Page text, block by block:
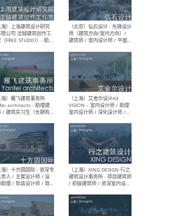
（北京）LOD朗奥建筑 - 资深
室内建筑师 / 产品研发及新
设计师 / 深化设计师 / 实习
（北京）SHUYAN design -
项目负责人Project Manager
/项目建筑师Project
Architect / 助理建筑师
Assistant Architect / 创始
人助理Founder's Assistant
/ 实习生Intern
（深圳）URBANUS 都市实践
- 城市设计师 / 建筑师 / 景观
设计师 / 研究员